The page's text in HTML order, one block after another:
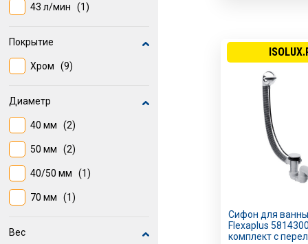
43 л/мин (1)
Покрытие
Хром (9)
Диаметр
40 мм (2)
50 мм (2)
40/50 мм (1)
70 мм (1)
Вес
Сифон для
Flexaplus
комплект с